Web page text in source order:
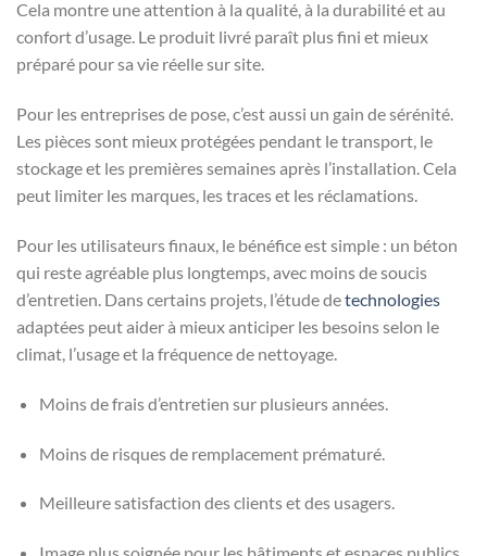
Cela montre une attention à la qualité, à la durabilité et au
confort d’usage. Le produit livré paraît plus fini et mieux
préparé pour sa vie réelle sur site.
Pour les entreprises de pose, c’est aussi un gain de sérénité.
Les pièces sont mieux protégées pendant le transport, le
stockage et les premières semaines après l’installation. Cela
peut limiter les marques, les traces et les réclamations.
Pour les utilisateurs finaux, le bénéfice est simple : un béton
qui reste agréable plus longtemps, avec moins de soucis
d’entretien. Dans certains projets, l’étude detechnologies
adaptées peut aider à mieux anticiper les besoins selon le
climat, l’usage et la fréquence de nettoyage.
Moins de frais d’entretien sur plusieurs années.
Moins de risques de remplacement prématuré.
Meilleure satisfaction des clients et des usagers.